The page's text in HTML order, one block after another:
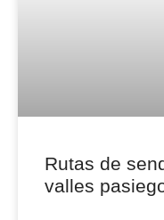
Rutas de
valles